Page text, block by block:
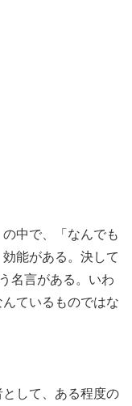
中で、「なんでも
能がある。決して
名言がある。いわ
ているものではな
して、ある程度の